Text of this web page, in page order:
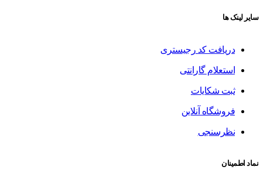
سایر لینک ها
دریافت کد رجیستری
استعلام گارانتی
ثبت شکایات
فروشگاه آنلاین
نظرسنجی
نماد اطمینان